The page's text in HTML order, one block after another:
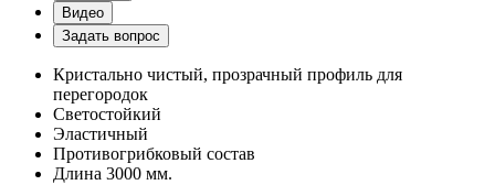
Видео
Задать вопрос
Кристально чистый, прозрачный профиль для
перегородок
Светостойкий
Эластичный
Противогрибковый состав
Длина 3000 мм.